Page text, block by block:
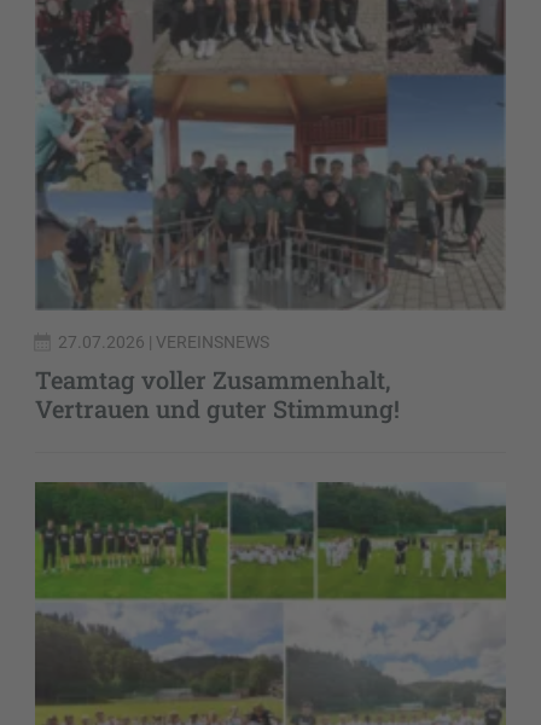
27.07.2026 | VEREINSNEWS
Teamtag voller Zusammenhalt,
Vertrauen und guter Stimmung!